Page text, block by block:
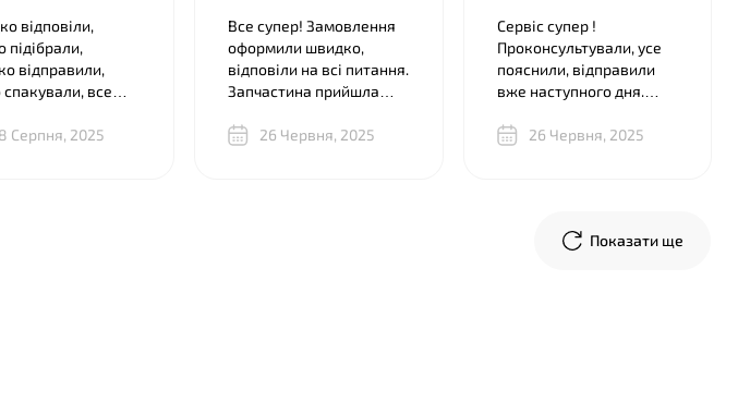
відповіли,
підібрали,
відправили,
спакували, все
Велике дякую!
Серпня, 2025
Все супер! Замовлення
оформили швидко,
відповіли на всі питання.
Запчастина прийшла
якість на висоті. Дуже
26 Червня, 2025
Сервіс супер !
Проконсультували, усе
пояснили, відправили
вже наступного дня.
Дякую, хлопці, усе на
26 Червня, 2025
Показати ще